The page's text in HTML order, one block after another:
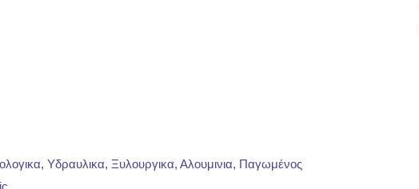
Υδραυλικα, Ξυλουργικα, Αλουμινια, Παγωμένος